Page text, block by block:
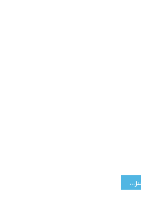
العلاجات الطبيعية للسرطان